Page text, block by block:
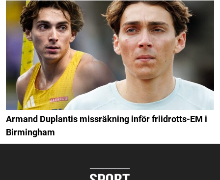
Armand Duplantis missräkning inför friidrotts-EM i
Birmingham